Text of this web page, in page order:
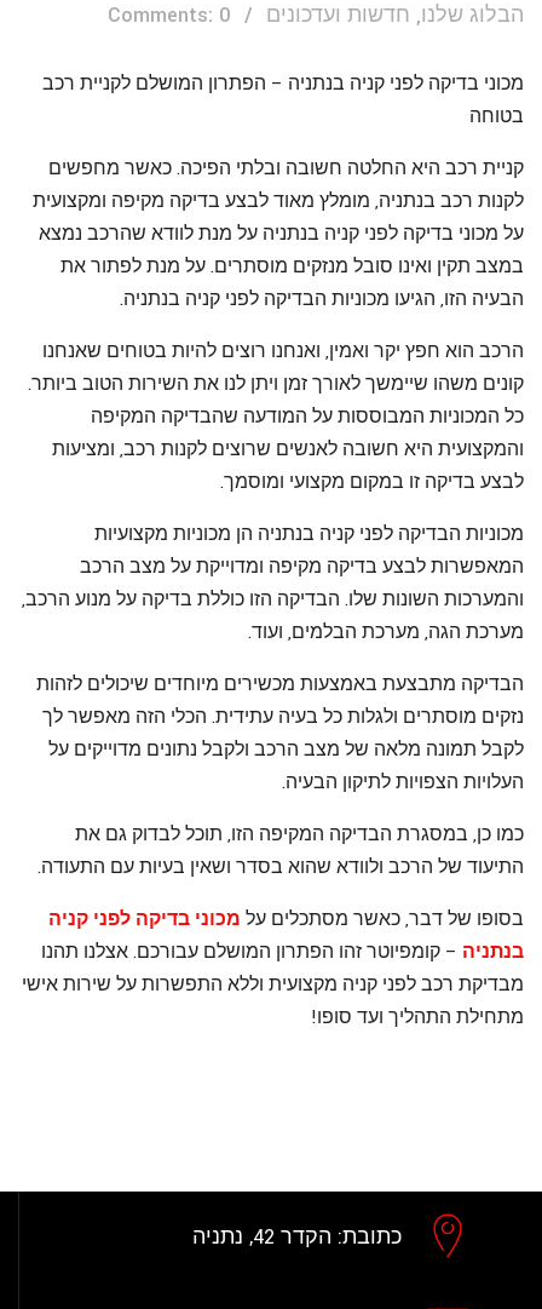
הבלוג שלנו, חדשות ועדכונים
Comments: 0
מכוני בדיקה לפני קניה בנתניה – הפתרון המושלם לקניית רכב
בטוחה
קניית רכב היא החלטה חשובה ובלתי הפיכה. כאשר מחפשים
לקנות רכב בנתניה, מומלץ מאוד לבצע בדיקה מקיפה ומקצועית
על מכוני בדיקה לפני קניה בנתניה על מנת לוודא שהרכב נמצא
במצב תקין ואינו סובל מנזקים מוסתרים. על מנת לפתור את
הבעיה הזו, הגיעו מכוניות הבדיקה לפני קניה בנתניה.
הרכב הוא חפץ יקר ואמין, ואנחנו רוצים להיות בטוחים שאנחנו
קונים משהו שיימשך לאורך זמן ויתן לנו את השירות הטוב ביותר.
כל המכוניות המבוססות על המודעה שהבדיקה המקיפה
והמקצועית היא חשובה לאנשים שרוצים לקנות רכב, ומציעות
לבצע בדיקה זו במקום מקצועי ומוסמך.
מכוניות הבדיקה לפני קניה בנתניה הן מכוניות מקצועיות
המאפשרות לבצע בדיקה מקיפה ומדוייקת על מצב הרכב
והמערכות השונות שלו. הבדיקה הזו כוללת בדיקה על מנוע הרכב,
מערכת הגה, מערכת הבלמים, ועוד.
הבדיקה מתבצעת באמצעות מכשירים מיוחדים שיכולים לזהות
נזקים מוסתרים ולגלות כל בעיה עתידית. הכלי הזה מאפשר לך
לקבל תמונה מלאה של מצב הרכב ולקבל נתונים מדוייקים על
העלויות הצפויות לתיקון הבעיה.
כמו כן, במסגרת הבדיקה המקיפה הזו, תוכל לבדוק גם את
התיעוד של הרכב ולוודא שהוא בסדר ושאין בעיות עם התעודה.
בסופו של דבר, כאשר מסתכלים על מכוני בדיקה לפני קניה
בנתניה – קומפיוטר זהו הפתרון המושלם עבורכם. אצלנו תהנו
מבדיקת רכב לפני קניה מקצועית וללא התפשרות על שירות אישי
מתחילת התהליך ועד סופו!
כתובת: הקדר 42, נתניה